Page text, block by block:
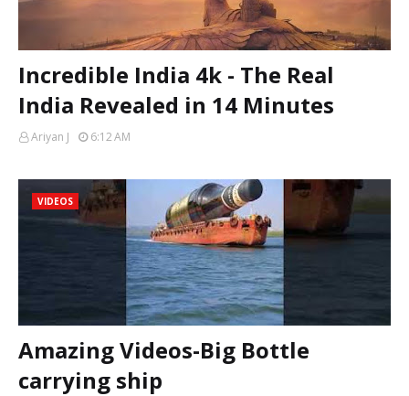
Incredible India 4k - The Real
India Revealed in 14 Minutes
Ariyan J 6:12 AM
VIDEOS
Amazing Videos-Big Bottle
carrying ship